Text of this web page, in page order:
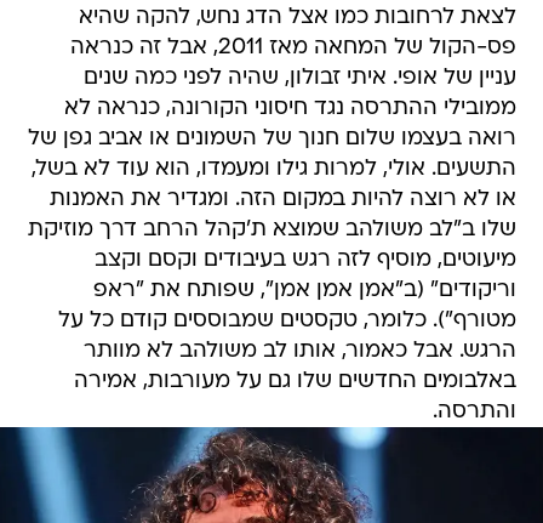
לצאת לרחובות כמו אצל הדג נחש, להקה שהיא
פס-הקול של המחאה מאז 2011, אבל זה כנראה
עניין של אופי. איתי זבולון, שהיה לפני כמה שנים
ממובילי ההתרסה נגד חיסוני הקורונה, כנראה לא
רואה בעצמו שלום חנוך של השמונים או אביב גפן של
התשעים. אולי, למרות גילו ומעמדו, הוא עוד לא בשל,
או לא רוצה להיות במקום הזה. ומגדיר את האמנות
שלו ב"לב משולהב שמוצא ת'קהל הרחב דרך מוזיקת
מיעוטים, מוסיף לזה רגש בעיבודים וקסם וקצב
וריקודים" (ב"אמן אמן אמן", שפותח את "ראפ
מטורף"). כלומר, טקסטים שמבוססים קודם כל על
הרגש. אבל כאמור, אותו לב משולהב לא מוותר
באלבומים החדשים שלו גם על מעורבות, אמירה
והתרסה.